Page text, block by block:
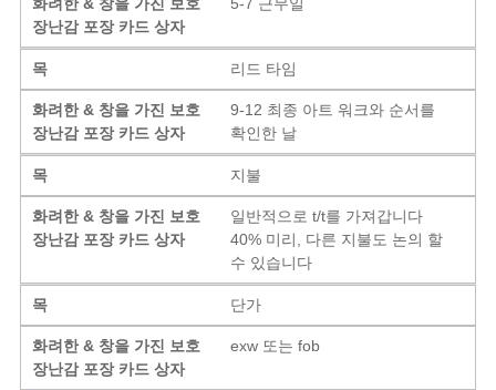
장난감 포장 카드 상자
목 리드 타임
화려한 & 창을 가진 보호
장난감 포장 카드 상자
9-12 최종 아트 워크와 순서를
확인한 날
목 지불
화려한 & 창을 가진 보호
장난감 포장 카드 상자
일반적으로 t/t를 가져갑니다
40% 미리, 다른 지불도 논의 할
수 있습니다
목 단가
화려한 & 창을 가진 보호
장난감 포장 카드 상자
exw 또는 fob